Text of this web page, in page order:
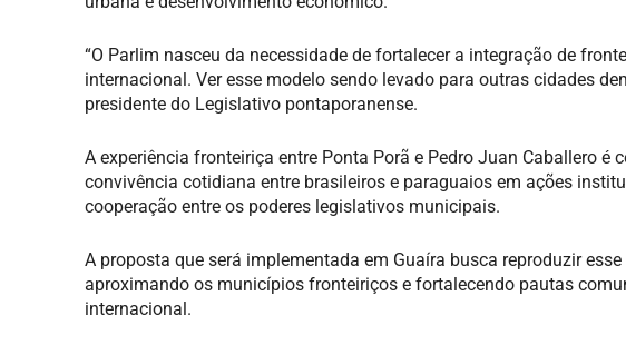
“O Parlim nasceu da necessidade de fortalecer a integração de
internacional. Ver esse modelo sendo levado para outras cidades
presidente do Legislativo pontaporanense.
A experiência fronteiriça entre Ponta Porã e Pedro Juan Caballero
convivência cotidiana entre brasileiros e paraguaios em ações
cooperação entre os poderes legislativos municipais.
A proposta que será implementada em Guaíra busca reproduzir
aproximando os municípios fronteiriços e fortalecendo pautas
internacional.